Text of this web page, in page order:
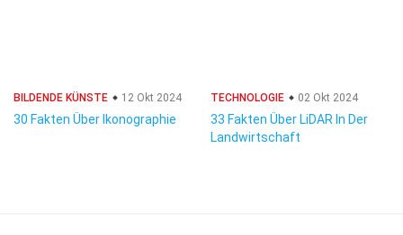
BILDENDE KÜNSTE 12 Okt 2024
30 Fakten Über Ikonographie
TECHNOLOGIE 02 Okt 2024
33 Fakten Über LiDAR In Der
Landwirtschaft